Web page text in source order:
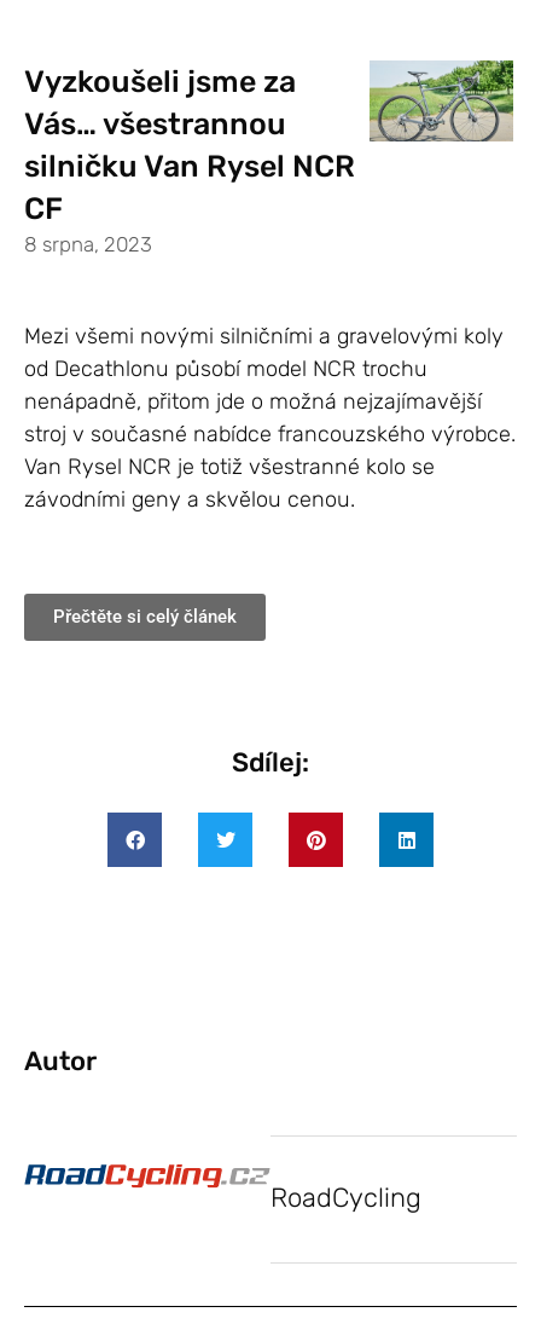
Vyzkoušeli jsme za
Vás… všestrannou
silničku Van Rysel NCR
CF
8 srpna, 2023
Mezi všemi novými silničními a gravelovými koly
od Decathlonu působí model NCR trochu
nenápadně, přitom jde o možná nejzajímavější
stroj v současné nabídce francouzského výrobce.
Van Rysel NCR je totiž všestranné kolo se
závodními geny a skvělou cenou.
Přečtěte si celý článek
Sdílej:
Autor
RoadCycling